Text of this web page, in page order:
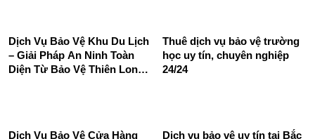
Dịch vụ bảo vệ doanh
nghiệp, công ty
Dịch vụ bảo vệ siêu thị, trung